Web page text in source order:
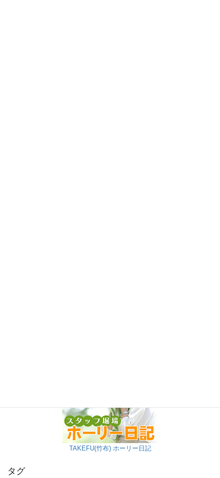
TAKEFU(竹布) ホーリー日記
タグ